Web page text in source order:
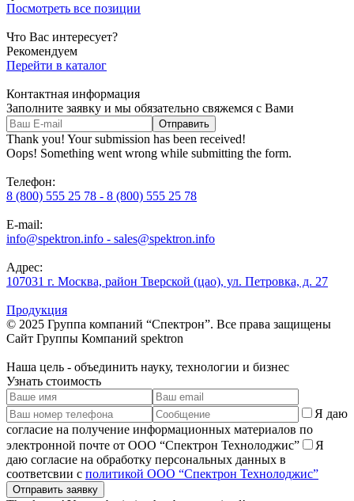
Посмотреть все позиции
Что Вас интересует?
Рекомендуем
Перейти в каталог
Контактная информация
Заполните заявку и мы обязательно свяжемся с Вами
Thank you! Your submission has been received!
Oops! Something went wrong while submitting the form.
Телефон:
8 (800) 555 25 78 - 8 (800) 555 25 78
E-mail:
info@spektron.info - sales@spektron.info
Адрес:
107031 г. Москва, район Тверской (цао), ул. Петровка, д. 27
Продукция
© 2025 Группа компаний “Спектрон”. Все права защищены
Cайт Группы Компаний spektron
Наша цель - объединить науку, технологии и бизнес
Узнать стоимость
Я даю
согласие на получение информационных материалов по
электронной почте от ООО “Спектрон Технолоджис”
Я
даю согласие на обработку персональных данных в
соответсвии с политикой ООО “Спектрон Технолоджис”